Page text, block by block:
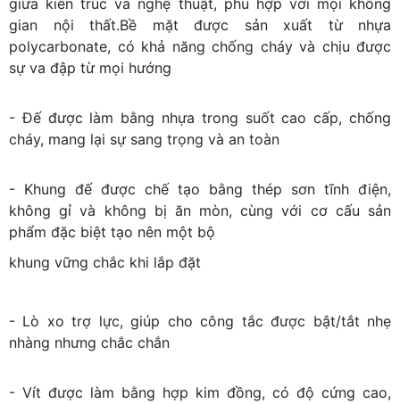
giữa kiến trúc và nghệ thuật, phù hợp với mọi không
gian nội thất.Bề mặt được sản xuất từ nhựa
polycarbonate, có khả năng chống cháy và chịu được
sự va đập từ mọi hướng
- Đế được làm bằng nhựa trong suốt cao cấp, chống
cháy, mang lại sự sang trọng và an toàn
- Khung đế được chế tạo bằng thép sơn tĩnh điện,
không gỉ và không bị ăn mòn, cùng với cơ cấu sản
phẩm đặc biệt tạo nên một bộ
khung vững chắc khi lắp đặt
- Lò xo trợ lực, giúp cho công tắc được bật/tắt nhẹ
nhàng nhưng chắc chắn
- Vít được làm bằng hợp kim đồng, có độ cứng cao,